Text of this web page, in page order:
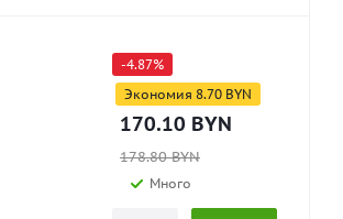
-4.87%
Экономия 8.70 BYN
170.10 BYN
178.80BYN
Много